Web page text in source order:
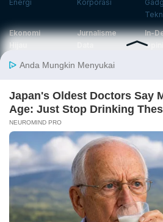
Energi
Korporasi
Ekonomi
Hijau
Energi Baru
Investasi
Hijau
Jurnalisme
Infografik
Analisis
In-
Opini
Info
Indeks
Insight
Center
Databoks
Event
KatadataOto